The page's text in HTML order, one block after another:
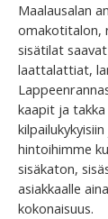
Maalausalan
omakotitalon,
sisätilat
laattalattiat,
kaapit ja
hintoihimme
sisäkaton,
asiakkaalle
kokonaisuus.